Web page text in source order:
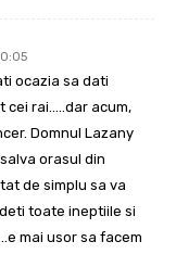
ocazia sa dati
cei rai…..dar acum,
Domnul Lazany
orasul din
de simplu sa va
toate ineptiile si
mai usor sa facem